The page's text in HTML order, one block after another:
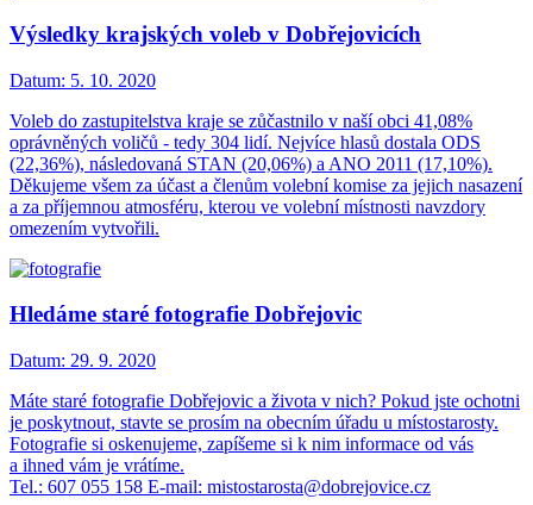
Výsledky krajských voleb v Dobřejovicích
Datum: 5. 10. 2020
Voleb do zastupitelstva kraje se zůčastnilo v naší obci 41,08%
oprávněných voličů - tedy 304 lidí. Nejvíce hlasů dostala ODS
(22,36%), následovaná STAN (20,06%) a ANO 2011 (17,10%).
Děkujeme všem za účast a členům volební komise za jejich nasazení
a za příjemnou atmosféru, kterou ve volební místnosti navzdory
omezením vytvořili.
Hledáme staré fotografie Dobřejovic
Datum: 29. 9. 2020
Máte staré fotografie Dobřejovic a života v nich? Pokud jste ochotni
je poskytnout, stavte se prosím na obecním úřadu u místostarosty.
Fotografie si oskenujeme, zapíšeme si k nim informace od vás
a ihned vám je vrátíme.
Tel.: 607 055 158 E-mail: mistostarosta@dobrejovice.cz